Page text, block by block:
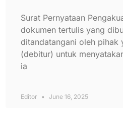
Surat Pernyataan
dokumen tertulis yang
ditandatangani oleh pihak
(debitur) untuk
ia
Editor June 16, 2025